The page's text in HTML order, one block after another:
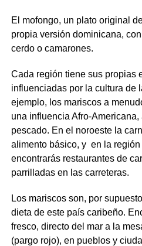
El mofongo, un plato original
propia versión dominicana,
cerdo o camarones.
Cada región tiene sus propias
influenciadas por la cultura de
ejemplo, los mariscos a
una influencia Afro-Americana,
pescado. En el noroeste la
alimento básico, y en la región
encontrarás restaurantes de
parrilladas en las carreteras.
Los mariscos son, por
dieta de este país caribeño.
fresco, directo del mar a la
(pargo rojo), en pueblos y